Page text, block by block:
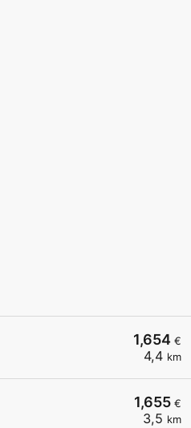
1,654 €
4,4 km
1,655 €
3,5 km